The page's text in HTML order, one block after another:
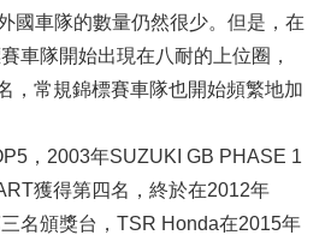
國車隊的數量仍然很少。但是，在
車隊開始出現在八耐的上位圈，
，常規錦標賽車隊也開始頻繁地加
，2003年SUZUKI GB PHASE 1
獲得第四名，終於在2012年
名頒獎台，TSR Honda在2015年